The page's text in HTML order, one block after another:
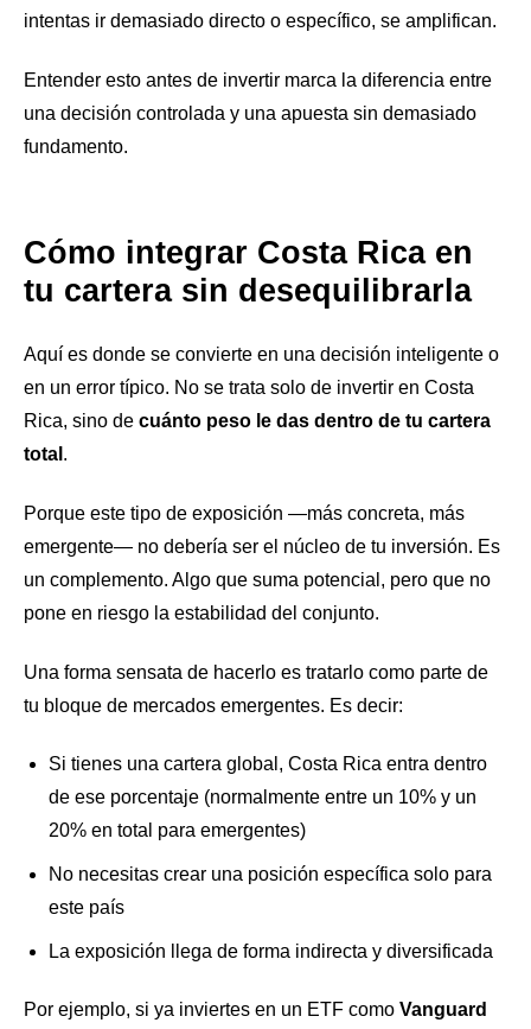
intentas ir demasiado directo o específico, se amplifican.
Entender esto antes de invertir marca la diferencia entre
una decisión controlada y una apuesta sin demasiado
fundamento.
Cómo integrar Costa Rica en
tu cartera sin desequilibrarla
Aquí es donde se convierte en una decisión inteligente o
en un error típico. No se trata solo de invertir en Costa
Rica, sino de cuánto peso le das dentro de tu cartera
total .
Porque este tipo de exposición —más concreta, más
emergente— no debería ser el núcleo de tu inversión. Es
un complemento. Algo que suma potencial, pero que no
pone en riesgo la estabilidad del conjunto.
Una forma sensata de hacerlo es tratarlo como parte de
tu bloque de mercados emergentes. Es decir:
Si tienes una cartera global, Costa Rica entra dentro
de ese porcentaje (normalmente entre un 10% y un
20% en total para emergentes)
No necesitas crear una posición específica solo para
este país
La exposición llega de forma indirecta y diversificada
Por ejemplo, si ya inviertes en un ETF como Vanguard